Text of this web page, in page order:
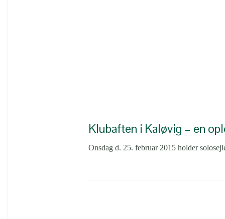
Klubaften i Kaløvig – en
Onsdag d. 25. februar 2015 holder